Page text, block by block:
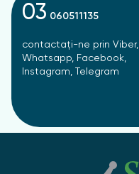
03 060511135
contactați-ne prin Viber,
Whatsapp, Facebook,
Instagram, Telegram